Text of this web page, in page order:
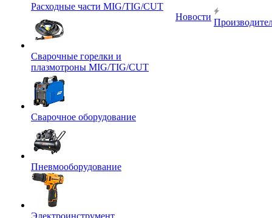
Расходные части MIG/TIG/CUT
Сварочные горелки и
плазмотроны MIG/TIG/CUT
Сварочное оборудование
Пневмооборудование
Электроинструмент
Новости